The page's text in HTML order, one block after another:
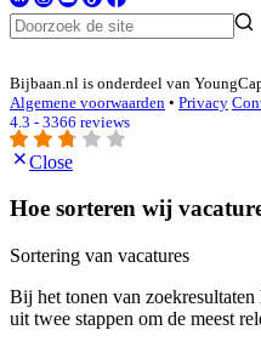
Bijbaan.nl is onderdeel van
Algemene voorwaarden • Privacy
4.3 - 3366 reviews
Close
Hoe sorteren wij
Sortering van vacatures
Bij het tonen van zoekresultaten
uit twee stappen om de meest